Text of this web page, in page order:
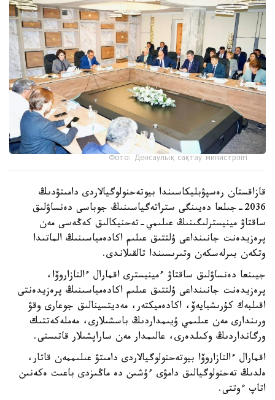
Фото: Денсаулық сақтау министрлігі
قازاقستان رەسپۋبليكاسىندا بيوتەحنولوگيالاردى دامىتۋدىڭ
2036-جىلعا دەيىنگى ستراتەگياسىنىڭ جوباسى دەنساۋلىق
ساقتاۋ مينيسترلىگىنىڭ عىلىمي-تەحنيكالىق كەڭەسى مەن
پرەزيدەنت جانىنداعى ۇلتتىق عىلىم اكادەمياسىنىڭ الماتىدا
وتكەن بىرلەسكەن وتىرىسىندا تالقىلاندى.
جيىنعا دەنساۋلىق ساقتاۋ ءمينيسترى اقمارال ءالنازاروۆا،
پرەزيدەنت جانىنداعى ۇلتتىق عىلىم اكادەمياسىنىڭ پرەزيدەنتى
اقىلبەك كۇرىشبايەۆ، اكادەميكتەر، مەديتسينالىق جوعارى وقۋ
ورىندارى مەن عىلىمي ۇيىمداردىڭ باسشىلارى، مەملەكەتتىك
ورگانداردىڭ وكىلدەرى، عالىمدار مەن ساراپشىلار قاتىستى.
اقمارال ءالنازاروۆا بيوتەحنولوگيالاردى دامىتۋ عىلىممەن قاتار،
ەلدىڭ تەحنولوگيالىق دامۋى ءۇشىن دە ماڭىزدى باعىت ەكەنىن
اتاپ ءوتتى.